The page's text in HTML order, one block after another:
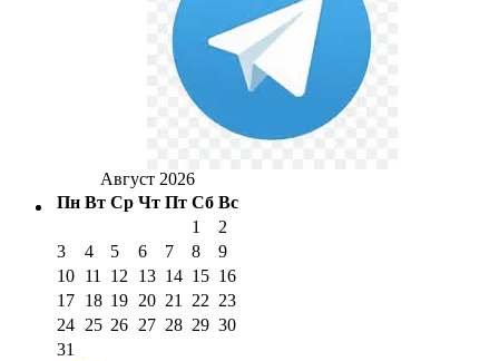
Август 2026
Пн Вт Ср Чт Пт Сб Вс
1
2
3
4 5 6 7 8
9
10 11 12 13 14 15 16
17 18 19 20 21 22 23
24 25 26 27 28 29 30
31